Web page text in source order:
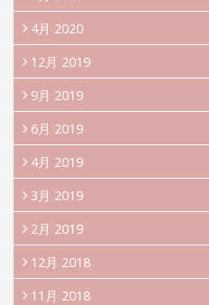
4月 2020
12月 2019
9月 2019
6月 2019
4月 2019
3月 2019
2月 2019
12月 2018
11月 2018